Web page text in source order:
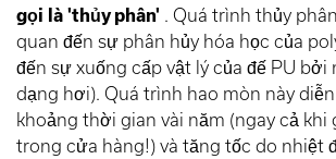
gọi là 'thủy phân' . Quá trình thủy
quan đến sự phân hủy hóa học của
đến sự xuống cấp vật lý của đế PU
dạng hơi). Quá trình hao mòn này
khoảng thời gian vài năm (ngay cả khi
trong cửa hàng!) và tăng tốc do nhiệt